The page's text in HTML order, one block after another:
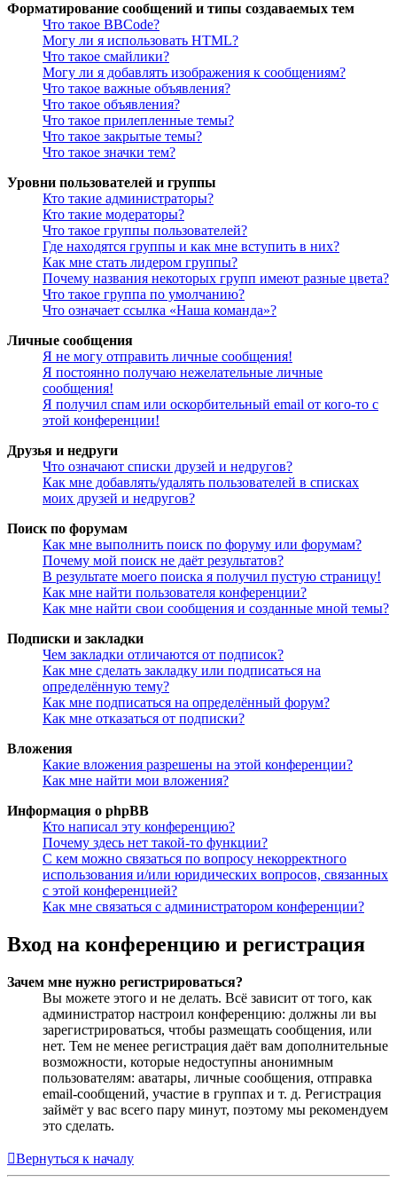
Форматирование сообщений и типы создаваемых тем
Что такое BBCode?
Могу ли я использовать HTML?
Что такое смайлики?
Могу ли я добавлять изображения к сообщениям?
Что такое важные объявления?
Что такое объявления?
Что такое прилепленные темы?
Что такое закрытые темы?
Что такое значки тем?
Уровни пользователей и группы
Кто такие администраторы?
Кто такие модераторы?
Что такое группы пользователей?
Где находятся группы и как мне вступить в них?
Как мне стать лидером группы?
Почему названия некоторых групп имеют разные цвета?
Что такое группа по умолчанию?
Что означает ссылка «Наша команда»?
Личные сообщения
Я не могу отправить личные сообщения!
Я постоянно получаю нежелательные личные
сообщения!
Я получил спам или оскорбительный email от кого-то с
этой конференции!
Друзья и недруги
Что означают списки друзей и недругов?
Как мне добавлять/удалять пользователей в списках
моих друзей и недругов?
Поиск по форумам
Как мне выполнить поиск по форуму или форумам?
Почему мой поиск не даёт результатов?
В результате моего поиска я получил пустую страницу!
Как мне найти пользователя конференции?
Как мне найти свои сообщения и созданные мной темы?
Подписки и закладки
Чем закладки отличаются от подписок?
Как мне сделать закладку или подписаться на
определённую тему?
Как мне подписаться на определённый форум?
Как мне отказаться от подписки?
Вложения
Какие вложения разрешены на этой конференции?
Как мне найти мои вложения?
Информация о phpBB
Кто написал эту конференцию?
Почему здесь нет такой-то функции?
С кем можно связаться по вопросу некорректного
использования и/или юридических вопросов, связанных
с этой конференцией?
Как мне связаться с администратором конференции?
Вход на конференцию и регистрация
Зачем мне нужно регистрироваться?
Вы можете этого и не делать. Всё зависит от того, как
администратор настроил конференцию: должны ли вы
зарегистрироваться, чтобы размещать сообщения, или
нет. Тем не менее регистрация даёт вам дополнительные
возможности, которые недоступны анонимным
пользователям: аватары, личные сообщения, отправка
email-сообщений, участие в группах и т. д. Регистрация
займёт у вас всего пару минут, поэтому мы рекомендуем
это сделать.
Вернуться к началу